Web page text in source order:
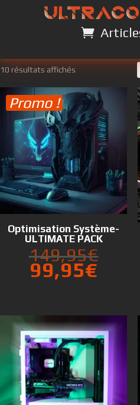
10 résultats affichés
popularité
Promo !
Optimisation Système-
ULTIMATE PACK
149,95€Le
99,95€